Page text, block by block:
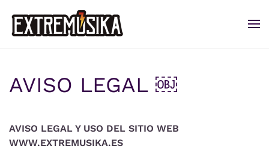
Ir al contenido principal
AVISO LEGAL ￼
AVISO LEGAL Y USO DEL SITIO WEB
WWW.EXTREMUSIKA.ES